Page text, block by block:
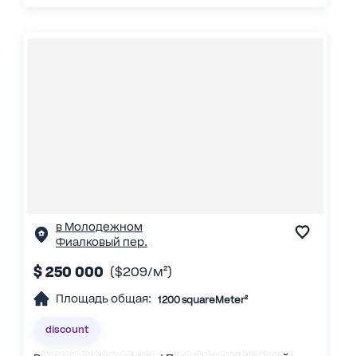
в Молодежном
Фиалковый пер.
$ 250 000 ($209/м²)
Площадь общая: 1200 squareMeter²
discount